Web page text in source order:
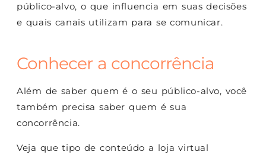
público-alvo, o que influencia em suas decisões
e quais canais utilizam para se comunicar.
Conhecer a concorrência
Além de saber quem é o seu público-alvo, você
também precisa saber quem é sua
concorrência.
Veja que tipo de conteúdo a loja virtual